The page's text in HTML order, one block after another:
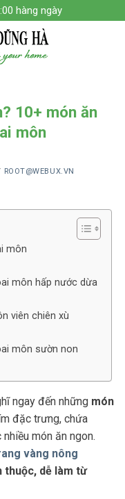
hàng ngày
10+ món ăn
môn
ROOT@WEBUX.VN
môn
môn hấp nước dừa
viên chiên xù
môn sườn non
ngay đến những món
đặc trưng, chứa
món ăn ngon.
vàng nông
thuộc, dễ làm từ